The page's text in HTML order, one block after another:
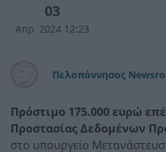
03
Απρ. 2024 12:23
Πελοπόννησος
Πρόστιμο 175.000 ευρώ
Προστασίας Δεδομένων
στο υπουργείο